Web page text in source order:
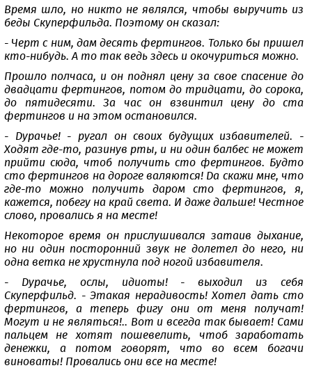
Время шло, но никто не являлся, чтобы выручить из
беды Скуперфильда. Поэтому он сказал:
- Черт с ним, дам десять фертингов. Только бы пришел
кто-нибудь. А то так ведь здесь и окочуриться можно.
Прошло полчаса, и он поднял цену за свое спасение до
двадцати фертингов, потом до тридцати, до сорока,
до пятидесяти. За час он взвинтил цену до ста
фертингов и на этом остановился.
- Дурачье! - ругал он своих будущих избавителей. -
Ходят где-то, разинув рты, и ни один балбес не может
прийти сюда, чтоб получить сто фертингов. Будто
сто фертингов на дороге валяются! Да скажи мне, что
где-то можно получить даром сто фертингов, я,
кажется, побегу на край света. И даже дальше! Честное
слово, провались я на месте!
Некоторое время он прислушивался затаив дыхание,
но ни один посторонний звук не долетел до него, ни
одна ветка не хрустнула под ногой избавителя.
- Дурачье, ослы, идиоты! - выходил из себя
Скуперфильд. - Этакая нерадивость! Хотел дать сто
фертингов, а теперь фигу они от меня получат!
Могут и не являться!.. Вот и всегда так бывает! Сами
пальцем не хотят пошевелить, чтоб заработать
денежки, а потом говорят, что во всем богачи
виноваты! Провались они все на месте!